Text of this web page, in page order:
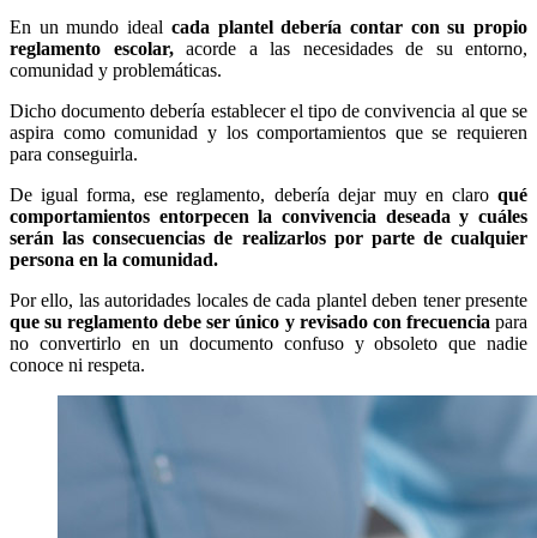
En un mundo ideal cada plantel debería contar con su propio
reglamento escolar,acorde a las necesidades de su entorno,
comunidad y problemáticas.
Dicho documento debería establecer el tipo de convivencia al que se
aspira como comunidad y los comportamientos que se requieren
para conseguirla.
De igual forma, ese reglamento, debería dejar muy en claro qué
comportamientos entorpecen la convivencia deseada y cuáles
serán las consecuencias de realizarlos por parte de cualquier
persona en la comunidad.
Por ello, las autoridades locales de cada plantel deben tener presente
que su reglamento debe ser único y revisado con frecuencia para
no convertirlo en un documento confuso y obsoleto que nadie
conoce ni respeta.